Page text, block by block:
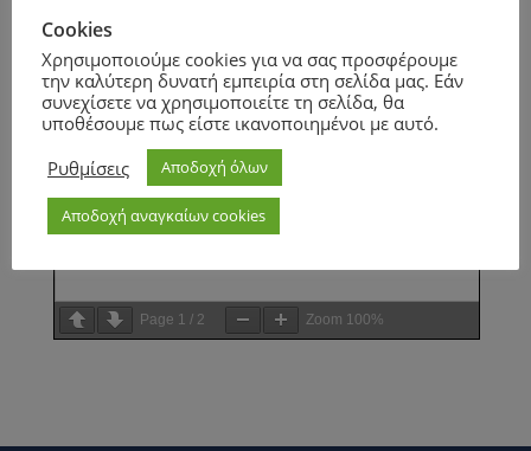
Page 1 / 2 Zoom 100%
Cookies
Χρησιμοποιούμε cookies για να σας προσφέρουμε
την καλύτερη δυνατή εμπειρία στη σελίδα μας. Εάν
συνεχίσετε να χρησιμοποιείτε τη σελίδα, θα
υποθέσουμε πως είστε ικανοποιημένοι με αυτό.
Ρυθμίσεις
Αποδοχή όλων
Αποδοχή αναγκαίων cookies